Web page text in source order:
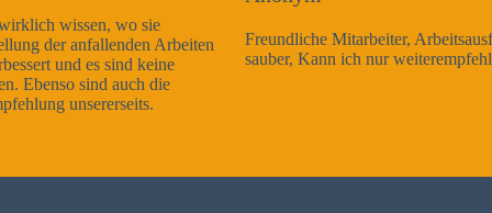
Freundliche Mitarbeiter, Arbeitsausführung sehr gut und sehr
sauber, Kann ich nur weiterempfehlen